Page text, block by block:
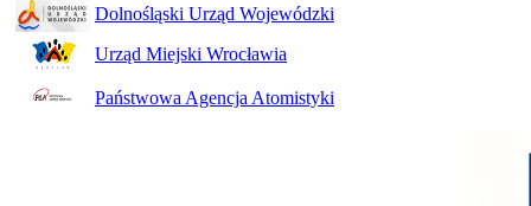
Dolnośląski Urząd Wojewódzki
Urząd Miejski Wrocławia
Państwowa Agencja Atomistyki